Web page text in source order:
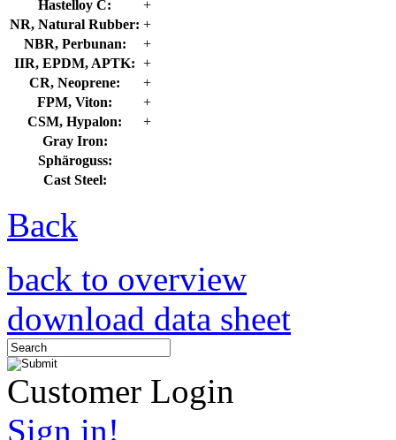
Hastelloy C:
+
NR, Natural Rubber: +
NBR, Perbunan:
+
IIR, EPDM, APTK: +
CR, Neoprene:
+
FPM, Viton:
+
CSM, Hypalon:
+
Gray Iron:
Sphäroguss:
Cast Steel:
Back
back to overview
download data sheet
Customer Login
Sign in!